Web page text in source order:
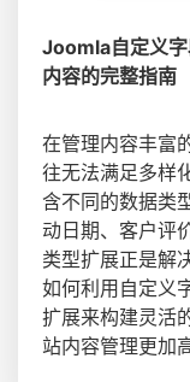
Joomla自定义
内容的完整指南
在管理内容丰富
往无法满足多样
含不同的数据
动日期、客户评
类型扩展正是解
如何利用自定义
扩展来构建灵活
站内容管理更加